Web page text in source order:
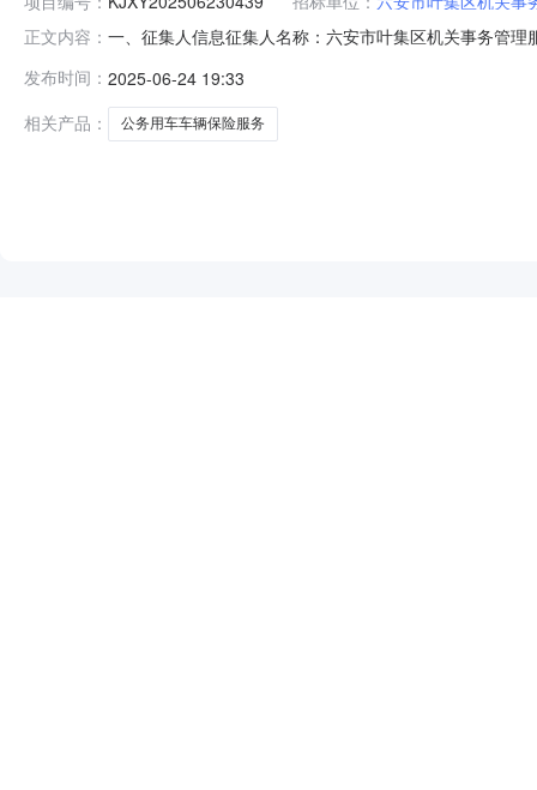
正文内容： 一、征集人信息征集人名称：六安市叶集区机关事务管
组织采购需求：序号采购需求最高限制单价预估采购数
发布时间： 2025-06-24 19:33
相关产品：
公务用车车辆保险服务